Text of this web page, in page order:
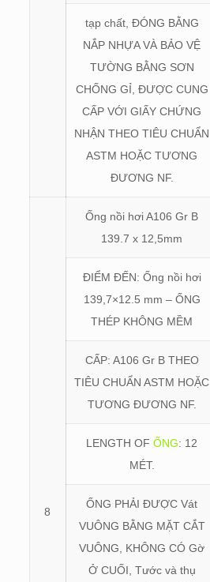
tạp chất, ĐÓNG BẰNG
NẮP NHỰA VÀ BẢO VỆ
TƯỜNG BẰNG SƠN
CHỐNG GỈ, ĐƯỢC CUNG
CẤP VỚI GIẤY CHỨNG
NHẬN THEO TIÊU CHUẨN
ASTM HOẶC TƯƠNG
ĐƯƠNG NF.
8
Ống nồi hơi A106 Gr B
139.7 x 12,5mm
ĐIỂM ĐẾN: Ống nồi hơi
139,7×12.5 mm – ỐNG
THÉP KHÔNG MỀM
CẤP: A106 Gr B THEO
TIÊU CHUẨN ASTM HOẶC
TƯƠNG ĐƯƠNG NF.
LENGTH OF ỐNG: 12
MÉT.
ỐNG PHẢI ĐƯỢC Vát
VUÔNG BẰNG MẶT CẮT
VUÔNG, KHÔNG CÓ Gờ
Ở CUỐI, Tước và thụ